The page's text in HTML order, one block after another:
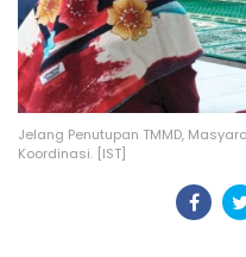
Jelang Penutupan TMMD,
Koordinasi. [IST]